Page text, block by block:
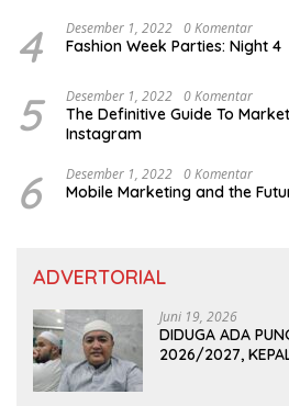
4 Desember 1, 2022 0 Komentar
Fashion Week Parties: Night 4
5 Desember 1, 2022 0 Komentar
The Definitive Guide To
Instagram
6 Desember 1, 2022 0 Komentar
Mobile Marketing and the
ADVERTORIAL
Juni 19, 2026
DIDUGA ADA
2026/2027,